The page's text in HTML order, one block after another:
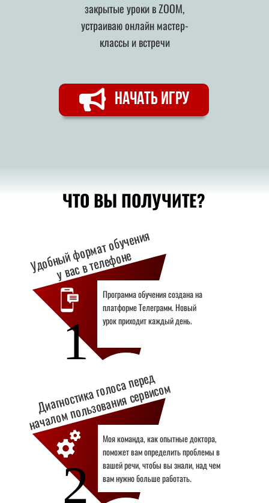
закрытые уроки в ZOOM,
устраиваю онлайн мастер-
классы и встречи
НАЧАТЬ ИГРУ
ЧТО ВЫ ПОЛУЧИТЕ?
Удобный формат обучения
у вас в телефоне
Д
и
аг
н
о
ст
и
к
а г
о
л
о
с
а
п
е
р
е
д
н
а
ч
а
л
о
м
п
о
л
ь
з
о
в
а
н
и
я
с
е
р
в
и
с
о
м
Моя команда, как опытные доктора,
поможет вам определить проблемы в
вашей речи, чтобы вы знали, над чем
вам нужно больше работать.
Программа обучения создана на
платформе Телеграмм. Новый
урок приходит каждый день.
1
2